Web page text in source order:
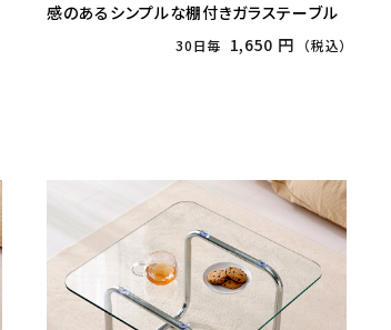
感のあるシンプルな棚付きガラステーブル
30日毎 1,650 円 （税込）